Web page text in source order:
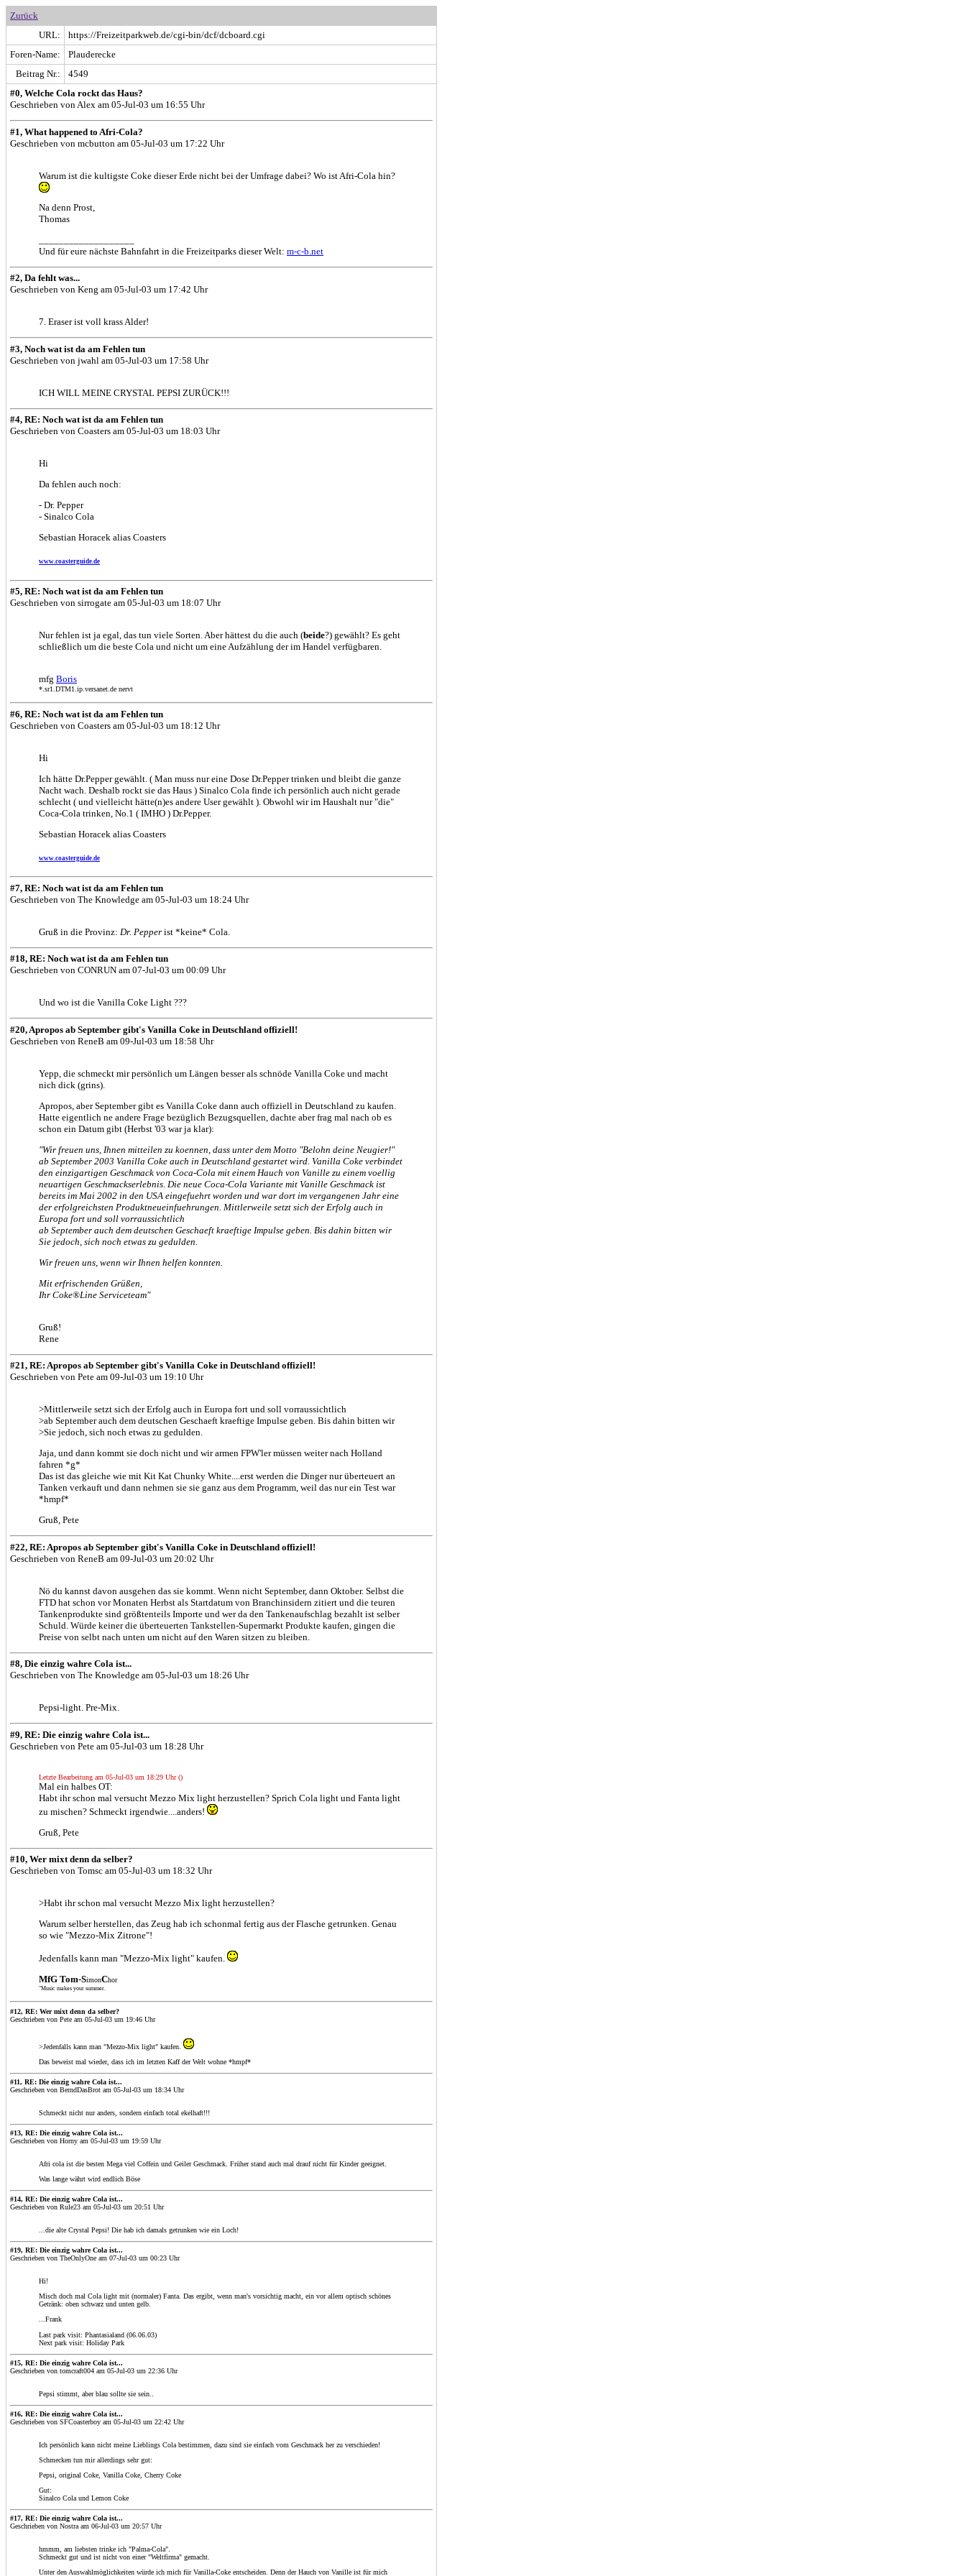
Zurück
URL:
https://Freizeitparkweb.de/cgi-bin/dcf/dcboard.cgi
Foren-Name:
Plauderecke
Beitrag Nr.:
4549
#0, Welche Cola rockt das Haus?
Geschrieben von Alex am 05-Jul-03 um 16:55 Uhr
#1, What happened to Afri-Cola?
Geschrieben von mcbutton am 05-Jul-03 um 17:22 Uhr
Warum ist die kultigste Coke dieser Erde nicht bei der Umfrage dabei? Wo ist Afri-Cola hin?
Na denn Prost,
Thomas
Und für eure nächste Bahnfahrt in die Freizeitparks dieser Welt: m-c-b.net
#2, Da fehlt was...
Geschrieben von Keng am 05-Jul-03 um 17:42 Uhr
7. Eraser ist voll krass Alder!
#3, Noch wat ist da am Fehlen tun
Geschrieben von jwahl am 05-Jul-03 um 17:58 Uhr
ICH WILL MEINE CRYSTAL PEPSI ZURÜCK!!!
#4, RE: Noch wat ist da am Fehlen tun
Geschrieben von Coasters am 05-Jul-03 um 18:03 Uhr
Hi
Da fehlen auch noch:
- Dr. Pepper
- Sinalco Cola
Sebastian Horacek alias Coasters
www.coasterguide.de
#5, RE: Noch wat ist da am Fehlen tun
Geschrieben von sirrogate am 05-Jul-03 um 18:07 Uhr
Nur fehlen ist ja egal, das tun viele Sorten. Aber hättest du die auch (beide?) gewählt? Es geht
schließlich um die beste Cola und nicht um eine Aufzählung der im Handel verfügbaren.
mfg Boris
*.sr1.DTM1.ip.versanet.de nervt
#6, RE: Noch wat ist da am Fehlen tun
Geschrieben von Coasters am 05-Jul-03 um 18:12 Uhr
Hi
Ich hätte Dr.Pepper gewählt. ( Man muss nur eine Dose Dr.Pepper trinken und bleibt die ganze
Nacht wach. Deshalb rockt sie das Haus ) Sinalco Cola finde ich persönlich auch nicht gerade
schlecht ( und vielleicht hätte(n)es andere User gewählt ). Obwohl wir im Haushalt nur "die"
Coca-Cola trinken, No.1 ( IMHO ) Dr.Pepper.
Sebastian Horacek alias Coasters
www.coasterguide.de
#7, RE: Noch wat ist da am Fehlen tun
Geschrieben von The Knowledge am 05-Jul-03 um 18:24 Uhr
Gruß in die Provinz: Dr. Pepper ist *keine* Cola.
#18, RE: Noch wat ist da am Fehlen tun
Geschrieben von CONRUN am 07-Jul-03 um 00:09 Uhr
Und wo ist die Vanilla Coke Light ???
#20, Apropos ab September gibt's Vanilla Coke in Deutschland offiziell!
Geschrieben von ReneB am 09-Jul-03 um 18:58 Uhr
Yepp, die schmeckt mir persönlich um Längen besser als schnöde Vanilla Coke und macht
nich dick (grins).
Apropos, aber September gibt es Vanilla Coke dann auch offiziell in Deutschland zu kaufen.
Hatte eigentlich ne andere Frage bezüglich Bezugsquellen, dachte aber frag mal nach ob es
schon ein Datum gibt (Herbst '03 war ja klar):
"Wir freuen uns, Ihnen mitteilen zu koennen, dass unter dem Motto "Belohn deine Neugier!"
ab September 2003 Vanilla Coke auch in Deutschland gestartet wird. Vanilla Coke verbindet
den einzigartigen Geschmack von Coca-Cola mit einem Hauch von Vanille zu einem voellig
neuartigen Geschmackserlebnis. Die neue Coca-Cola Variante mit Vanille Geschmack ist
bereits im Mai 2002 in den USA eingefuehrt worden und war dort im vergangenen Jahr eine
der erfolgreichsten Produktneueinfuehrungen. Mittlerweile setzt sich der Erfolg auch in
Europa fort und soll vorraussichtlich
ab September auch dem deutschen Geschaeft kraeftige Impulse geben. Bis dahin bitten wir
Sie jedoch, sich noch etwas zu gedulden.
Wir freuen uns, wenn wir Ihnen helfen konnten.
Mit erfrischenden Grüßen,
Ihr Coke®Line Serviceteam"
Gruß!
Rene
#21, RE: Apropos ab September gibt's Vanilla Coke in Deutschland offiziell!
Geschrieben von Pete am 09-Jul-03 um 19:10 Uhr
>Mittlerweile setzt sich der Erfolg auch in Europa fort und soll vorraussichtlich
>ab September auch dem deutschen Geschaeft kraeftige Impulse geben. Bis dahin bitten wir
>Sie jedoch, sich noch etwas zu gedulden.
Jaja, und dann kommt sie doch nicht und wir armen FPW'ler müssen weiter nach Holland
fahren *g*
Das ist das gleiche wie mit Kit Kat Chunky White....erst werden die Dinger nur überteuert an
Tanken verkauft und dann nehmen sie sie ganz aus dem Programm, weil das nur ein Test war
*hmpf*
Gruß, Pete
#22, RE: Apropos ab September gibt's Vanilla Coke in Deutschland offiziell!
Geschrieben von ReneB am 09-Jul-03 um 20:02 Uhr
Nö du kannst davon ausgehen das sie kommt. Wenn nicht September, dann Oktober. Selbst die
FTD hat schon vor Monaten Herbst als Startdatum von Branchinsidern zitiert und die teuren
Tankenprodukte sind größtenteils Importe und wer da den Tankenaufschlag bezahlt ist selber
Schuld. Würde keiner die überteuerten Tankstellen-Supermarkt Produkte kaufen, gingen die
Preise von selbt nach unten um nicht auf den Waren sitzen zu bleiben.
#8, Die einzig wahre Cola ist...
Geschrieben von The Knowledge am 05-Jul-03 um 18:26 Uhr
Pepsi-light. Pre-Mix.
#9, RE: Die einzig wahre Cola ist...
Geschrieben von Pete am 05-Jul-03 um 18:28 Uhr
Letzte Bearbeitung am 05-Jul-03 um 18:29 Uhr ()
Mal ein halbes OT:
Habt ihr schon mal versucht Mezzo Mix light herzustellen? Sprich Cola light und Fanta light
zu mischen? Schmeckt irgendwie....anders!
Gruß, Pete
#10, Wer mixt denn da selber?
Geschrieben von Tomsc am 05-Jul-03 um 18:32 Uhr
>Habt ihr schon mal versucht Mezzo Mix light herzustellen?
Warum selber herstellen, das Zeug hab ich schonmal fertig aus der Flasche getrunken. Genau
so wie "Mezzo-Mix Zitrone"!
Jedenfalls kann man "Mezzo-Mix light" kaufen.
MfG Tom-SimonChor
"Music makes your summer.
#12, RE: Wer mixt denn da selber?
Geschrieben von Pete am 05-Jul-03 um 19:46 Uhr
>Jedenfalls kann man "Mezzo-Mix light" kaufen.
Das beweist mal wieder, dass ich im letzten Kaff der Welt wohne *hmpf*
#11, RE: Die einzig wahre Cola ist...
Geschrieben von BerndDasBrot am 05-Jul-03 um 18:34 Uhr
Schmeckt nicht nur anders, sondern einfach total ekelhaft!!!
#13, RE: Die einzig wahre Cola ist...
Geschrieben von Horny am 05-Jul-03 um 19:59 Uhr
Afri cola ist die besten Mega viel Coffein und Geiler Geschmack. Früher stand auch mal drauf nicht für Kinder geeignet.
Was lange währt wird endlich Böse
#14, RE: Die einzig wahre Cola ist...
Geschrieben von Rule23 am 05-Jul-03 um 20:51 Uhr
...die alte Crystal Pepsi! Die hab ich damals getrunken wie ein Loch!
#19, RE: Die einzig wahre Cola ist...
Geschrieben von TheOnlyOne am 07-Jul-03 um 00:23 Uhr
Hi!
Misch doch mal Cola light mit (normaler) Fanta. Das ergibt, wenn man's vorsichtig macht, ein vor allem optisch schönes
Getränk: oben schwarz und unten gelb.
...Frank
Last park visit: Phantasialand (06.06.03)
Next park visit: Holiday Park
#15, RE: Die einzig wahre Cola ist...
Geschrieben von tomcraft004 am 05-Jul-03 um 22:36 Uhr
Pepsi stimmt, aber blau sollte sie sein..
#16, RE: Die einzig wahre Cola ist...
Geschrieben von SFCoasterboy am 05-Jul-03 um 22:42 Uhr
Ich persönlich kann nicht meine Lieblings Cola bestimmen, dazu sind sie einfach vom Geschmack her zu verschieden!
Schmecken tun mir allerdings sehr gut:
Pepsi, original Coke, Vanilla Coke, Cherry Coke
Gut:
Sinalco Cola und Lemon Coke
#17, RE: Die einzig wahre Cola ist...
Geschrieben von Nostra am 06-Jul-03 um 20:57 Uhr
hmmm, am liebsten trinke ich "Palma-Cola".
Schmeckt gut und ist nicht von einer "Weltfirma" gemacht.
Unter den Auswahlmöglichkeiten würde ich mich für Vanilla-Coke entscheiden. Denn der Hauch von Vanille ist für mich